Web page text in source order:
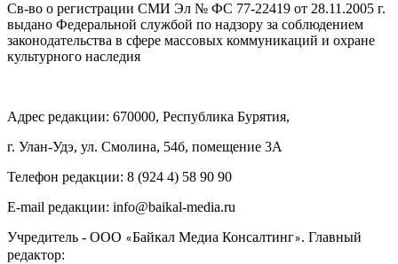
Св-во о регистрации СМИ Эл № ФС 77-22419 от 28.11.2005 г.
выдано Федеральной службой по надзору за соблюдением
законодательства в сфере массовых коммуникаций и охране
культурного наследия
Адрес редакции: 670000, Республика Бурятия,
г. Улан-Удэ, ул. Смолина, 54б, помещение 3А
Телефон редакции: ‎‎8 (924 4) 58 90 90
E-mail редакции: info@baikal-media.ru
Учредитель - ООО «Байкал Медиа Консалтинг». Главный
редактор: